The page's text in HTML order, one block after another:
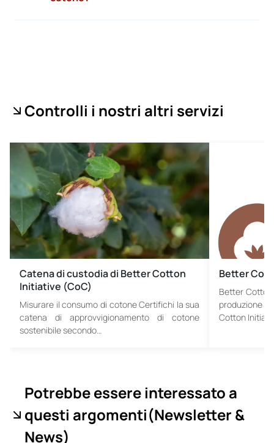
Controlli i nostri altri servizi
Catena di custodia di Better Cotton
Initiative (CoC)
Misurare il consumo di cotone Certifichi la sua
catena di approvvigionamento di cotone
sostenibile secondo…
Better
Better
produzione
Cotton
Potrebbe essere interessato a
questi argomenti(Newsletter &
News)